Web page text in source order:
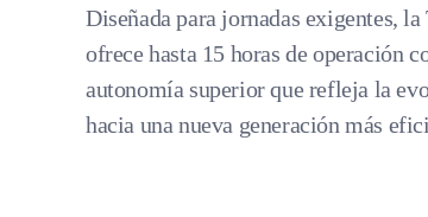
Diseñada para jornadas exigentes,
ofrece hasta 15 horas de operación
autonomía superior que refleja la
hacia una nueva generación más